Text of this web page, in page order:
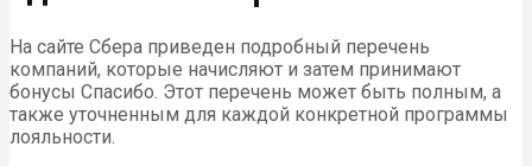
На сайте Сбера приведен подробный перечень
компаний, которые начисляют и затем принимают
бонусы Спасибо. Этот перечень может быть полным, а
также уточненным для каждой конкретной программы
лояльности.